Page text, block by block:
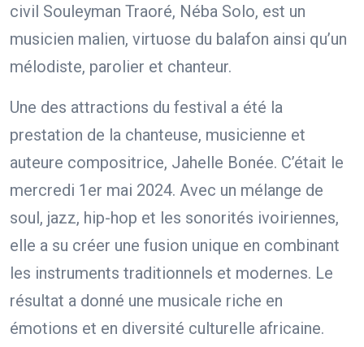
civil Souleyman Traoré, Néba Solo, est un
musicien malien, virtuose du balafon ainsi qu’un
mélodiste, parolier et chanteur.
Une des attractions du festival a été la
prestation de la chanteuse, musicienne et
auteure compositrice, Jahelle Bonée. C’était le
mercredi 1er mai 2024. Avec un mélange de
soul, jazz, hip-hop et les sonorités ivoiriennes,
elle a su créer une fusion unique en combinant
les instruments traditionnels et modernes. Le
résultat a donné une musicale riche en
émotions et en diversité culturelle africaine.